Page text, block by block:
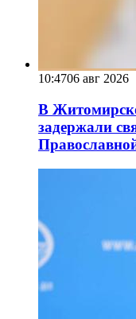
10:4706 авг 2026
В
задержали